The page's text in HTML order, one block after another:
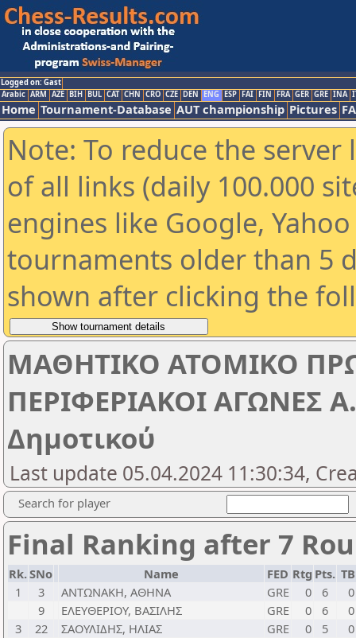
Logged on: Gast
Arabic ARM AZE BIH BUL CAT CHN CRO CZE DEN ENG ESP FAI FIN FRA GER GRE INA
Home Tournament-Database AUT championship Pictures
Note: To reduce the
of all links (daily 100.000
engines like Google,
tournaments older than 5
shown after clicking the
ΜΑΘΗΤΙΚΟ ΑΤΟΜΙΚΟ
ΠΕΡΙΦΕΡΙΑΚΟΙ ΑΓΩΝΕΣ
Δημοτικού
Last update 05.04.2024 11:30:34,
Search for player
Final Ranking after 7
Rk.SNo Name FED Rtg Pts.
1
3 ΑΝΤΩΝΑΚΗ, ΑΘΗΝΑ GRE 0 6
0
9
ΕΛΕΥΘΕΡΙΟΥ, ΒΑΣΙΛΗΣ GRE 0 6
0
3
22 ΣΑΟΥΛΙΔΗΣ, ΗΛΙΑΣ GRE 0 5
0